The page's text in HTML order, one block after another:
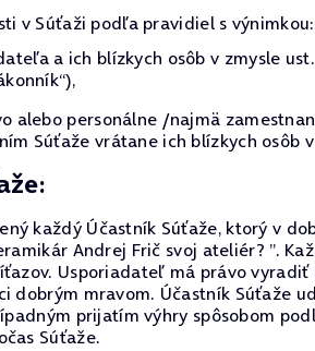
v Súťaži podľa pravidiel s výnimkou:
a ich blízkych osôb v zmysle
alebo personálne /najmä
Súťaže vrátane ich blízkych osôb
každý Účastník Súťaže, ktorý v
Andrej Frič svoj ateliér? ”.
Usporiadateľ má právo
dobrým mravom. Účastník Súťaže
prijatím výhry spôsobom
Súťaže.